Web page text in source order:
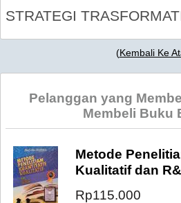
STRATEGI
(Kembali Ke
Pelanggan yang
Membeli Buku
Metode
Kualitatif dan
Rp115.000